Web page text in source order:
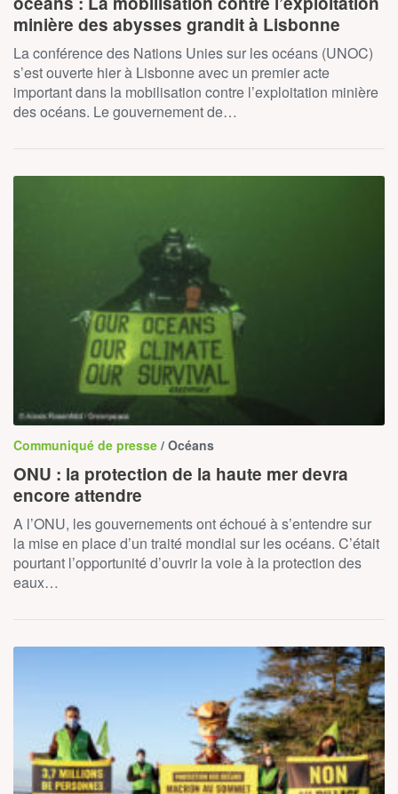
minière des abysses grandit à Lisbonne
La conférence des Nations Unies sur les océans (UNOC)
s’est ouverte hier à Lisbonne avec un premier acte
important dans la mobilisation contre l’exploitation minière
des océans. Le gouvernement de…
Communiqué de presse / Océans
ONU : la protection de la haute mer devra
encore attendre
A l’ONU, les gouvernements ont échoué à s’entendre sur
la mise en place d’un traité mondial sur les océans. C’était
pourtant l’opportunité d’ouvrir la voie à la protection des
eaux…